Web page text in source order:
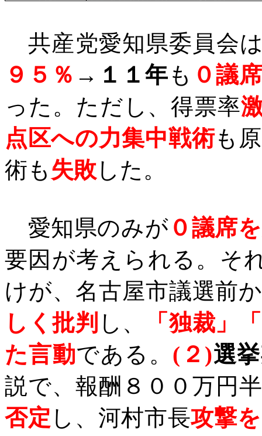
共産党愛知県委員会
９５％ →１１年も ０議
った。ただし、得票率
点区への力集中戦術も
術も 失敗した。
愛知県のみが ０議席
要因が考えられる。そ
けが、名古屋市議選前
しく批判 し、
「独裁」
た言動である。 ( ２ )選
説で、報酬８００万円
否定 し、河村市長攻撃